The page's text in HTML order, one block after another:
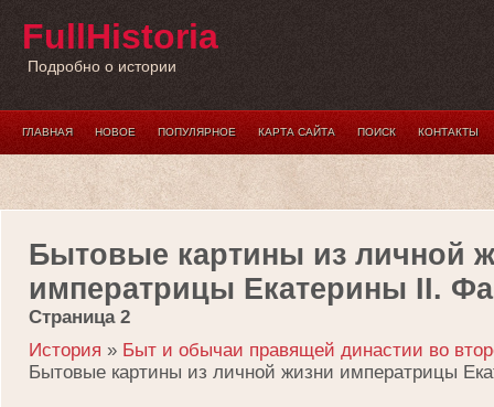
FullHistoria
Подробно о истории
ГЛАВНАЯ НОВОЕ ПОПУЛЯРНОЕ КАРТА САЙТА ПОИСК КОНТАКТЫ
Бытовые картины из личной
императрицы Екатерины II.
Страница 2
История » Быт и обычаи правящей династии во
Бытовые картины из личной жизни императрицы